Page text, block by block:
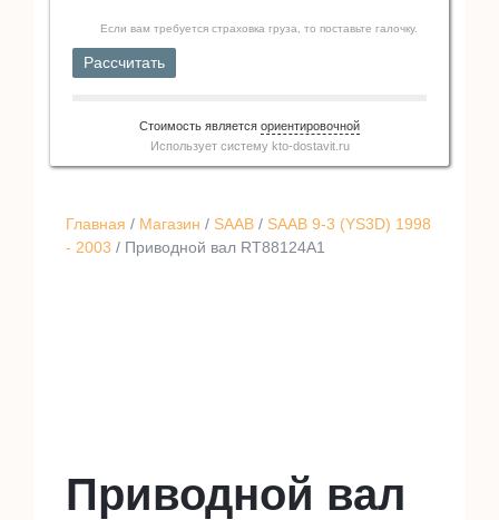
Главная / Магазин / SAAB / SAAB 9-3 (YS3D) 1998
- 2003 / Приводной вал RT88124A1
Приводной вал
Если вам требуется страховка груза, то поставьте галочку.
Рассчитать
Стоимость является ориентировочной
Использует систему kto-dostavit.ru